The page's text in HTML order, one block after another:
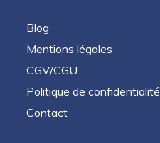
Blog
Mentions légales
CGV/CGU
Politique de confidentialité
Contact